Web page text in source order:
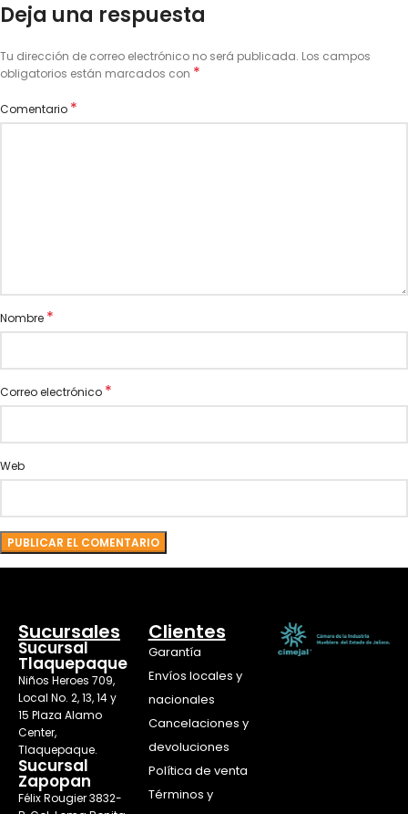
Deja una respuesta
Tu dirección de correo electrónico no será publicada. Los campos
obligatorios están marcados con *
Comentario *
Nombre *
Correo electrónico *
Web
Sucursales
Sucursal
Tlaquepaque
Niños Heroes 709,
Local No. 2, 13, 14 y
15 Plaza Alamo
Center,
Tlaquepaque.
Sucursal
Zapopan
Félix Rougier 3832-
Clientes
Garantía
Envíos locales y
nacionales
Cancelaciones y
devoluciones
Política de venta
Términos y